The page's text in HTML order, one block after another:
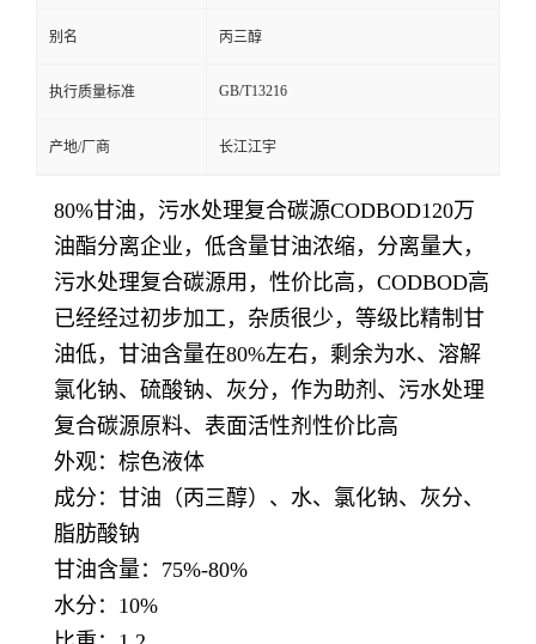
别名 丙三醇
执行质量标准 GB/T13216
产地/厂商 长江江宇
80%甘油，污水处理复合碳源CODBOD120万
油酯分离企业，低含量甘油浓缩，分离量大，
污水处理复合碳源用，性价比高，CODBOD高
已经经过初步加工，杂质很少，等级比精制甘
油低，甘油含量在80%左右，剩余为水、溶解
氯化钠、硫酸钠、灰分，作为助剂、污水处理
复合碳源原料、表面活性剂性价比高
外观：棕色液体
成分：甘油（丙三醇）、水、氯化钠、灰分、
脂肪酸钠
甘油含量：75%-80%
水分：10%